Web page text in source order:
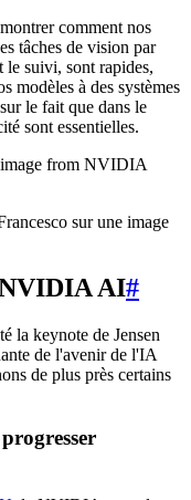
comment nos
tâches de vision par
le suivi, sont rapides,
modèles à des systèmes
le fait que dans le
sont essentielles.
sur une image
AI#
la keynote de Jensen
de l'avenir de l'IA
de plus près certains